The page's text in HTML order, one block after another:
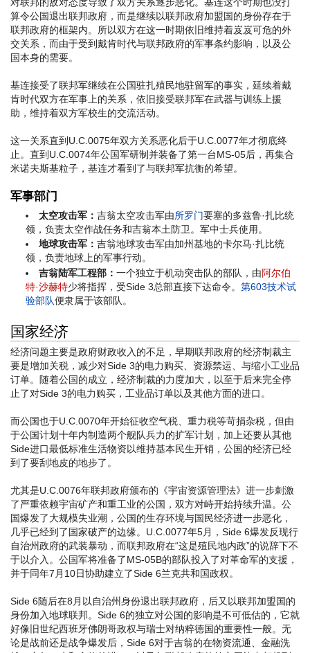
算令公国退出联邦政府，而是继续以联邦政府加盟国的身份存在于
联邦政府的框架内。所以双方在这一时期依旧维持着岌岌可危的外
交关系，而由于受到戴肯时代与联邦政府的军事条约影响，以及公
国本身的需要。
基连接受了联邦军继续在公国驻扎殖民地驻留军的事实，延续着戴
肯时代双方在军事上的关系，依旧接受联邦军在武器与训练上援
助，维持着双方军校生的交流活动。
这一关系直到U.C.0075年双方关系恶化后于U.C.0077年才彻底终
止。直到U.C.0074年公国军研制并装备了第一台MS-05后，再集合
米诺夫斯基粒子，基连才看到了与联邦军抗衡的希望。
军事部门
太空攻击军：吉翁太空攻击军由所罗门要塞的多兹鲁·扎比统
领，负责太空作战任务和吉翁本土防卫。军中士兵使用。
地球攻击军：吉翁地球攻击军由加州基地的卡尔马·扎比统
领，负责地球上的军事行动。
吉翁陆军工程部：一个独立于机动突击队的部队，由阿尔伯
特·沙赫特少将指挥，受Side 3总部直接下达命令。第603技术试
验部队便隶属于该部队。
国家经济
经济问题主要是政府财政收入的不足，早期联邦政府的经济制裁主
要是增加关税，减少对Side 3的电力购买、资源禁运、与缩小工业品
订单。随着公国的成立，经济制裁的力度加大，以至于后来完全停
止了对Side 3的电力购买，工业品订单以及其他方面的进口。
而公国也于U.C.0070年开始征收空气税、重力税等苛捐杂税，但由
于公国计划十年内制造两个舰队兵力的扩军计划，加上还要从其他
Side进口最低标准生活物资以维持基本民生开销，公国的经济已经
到了要刮地皮的地步了。
尤其是U.C.0076年联邦政府颁布的《宇宙资源管理法》进一步刺激
了严重依赖宇宙矿产和重工业的公国，双方对峙开始持续升温。公
国爆发了大规模失业潮，公国的生存环境与国民经济进一步恶化，
几乎已经到了国家破产的边缘。U.C.0077年5月，Side 6爆发反现行
自治州政府的武装暴动，而联邦政府在“这是殖民地内政”的说辞下不
于以介入。公国军将准备了MS-05B的部队投入了对革命军的支援，
并于同年7月10日协助建立了Side 6兰克共和国政权。
Side 6随后在8月以自治州身份退出联邦政府，后又以联邦加盟国的
身份加入地球联邦。Side 6的独立对公国的影响是不可低估的，它就
好像旧世纪西班牙佛朗哥政权与瑞士对纳粹德国的重要性一般。无
论是战前还是战争爆发后，Side 6对于吉翁的在物资流通、金融洗